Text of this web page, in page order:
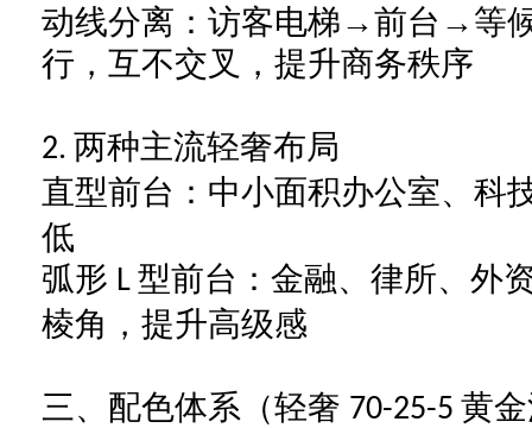
动线分离：访客电梯→前台→等
行，互不交叉，提升商务秩序
2. 两种主流轻奢布局
直型前台：中小面积办公室、科
低
弧形 L 型前台：金融、律所、外
棱角，提升高级感
三、配色体系（轻奢 70-25-5 黄